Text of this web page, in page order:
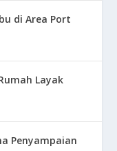
di Area Port
Layak
Penyampaian